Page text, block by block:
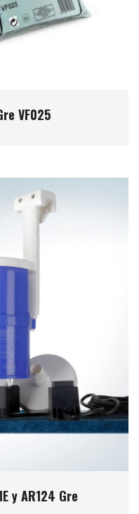
VF025
y AR124 Gre